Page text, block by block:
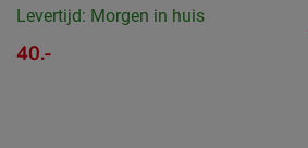
Levertijd: Morgen in huis
40.-